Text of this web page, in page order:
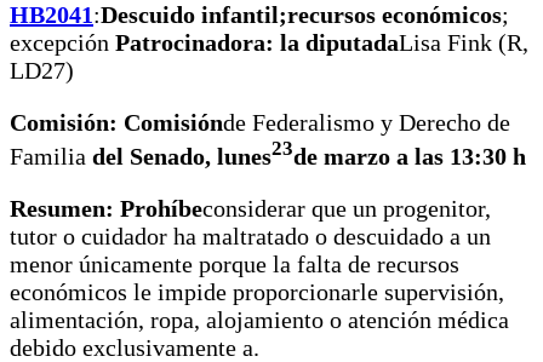
HB2041:Descuido infantil;recursos económicos;
excepción Patrocinadora: la diputadaLisa Fink (R,
LD27)
Comisión: Comisiónde Federalismo y Derecho de
Familia del Senado, lunes23de marzo a las 13:30 h
Resumen: Prohíbeconsiderar que un progenitor,
tutor o cuidador ha maltratado o descuidado a un
menor únicamente porque la falta de recursos
económicos le impide proporcionarle supervisión,
alimentación, ropa, alojamiento o atención médica
debido exclusivamente a.